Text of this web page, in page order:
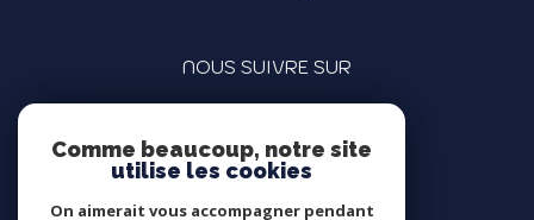
NOUS SUIVRE SUR
Comme beaucoup, notre site
utilise les cookies
On aimerait vous accompagner pendant